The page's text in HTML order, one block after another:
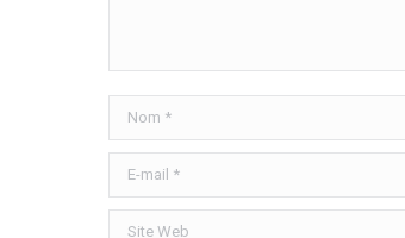
Nom *
E-mail *
Site Web